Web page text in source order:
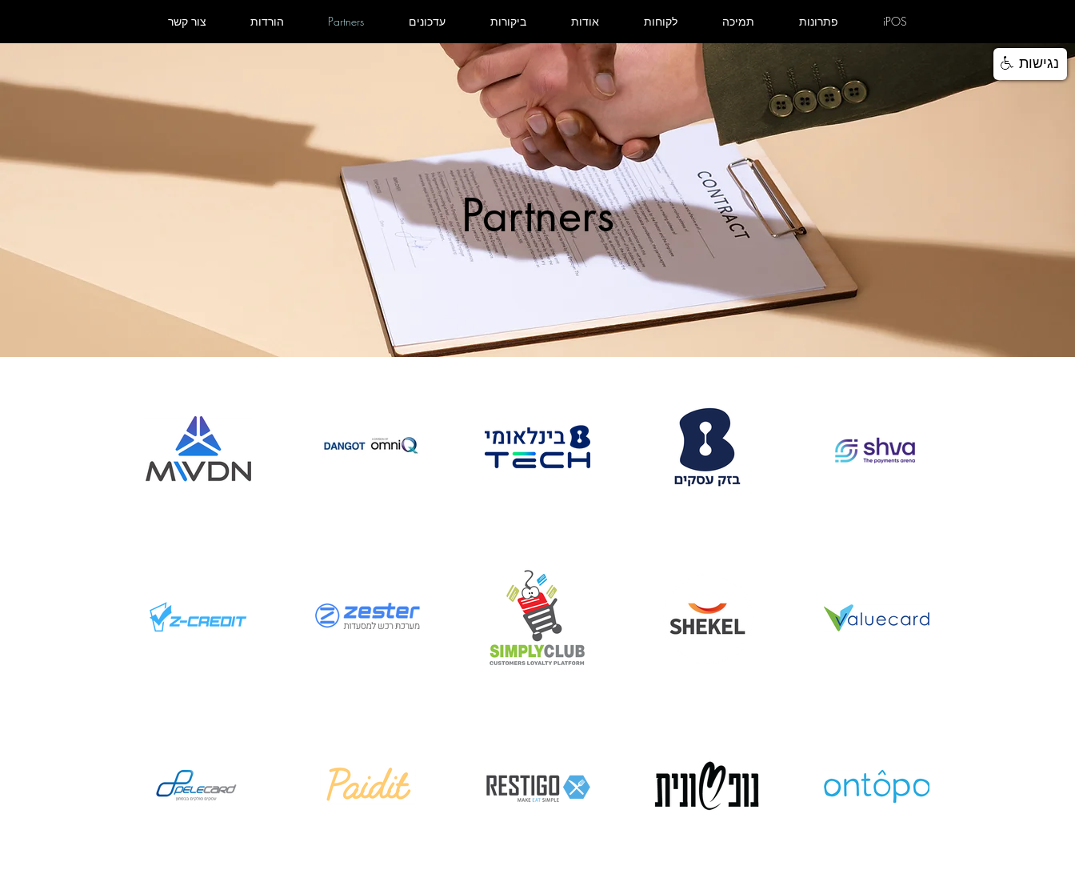
iPOS פתרונות תמיכה לקוחות אודות ביקורות עדכונים Partners הורדות צור קשר
Partners
נגישות